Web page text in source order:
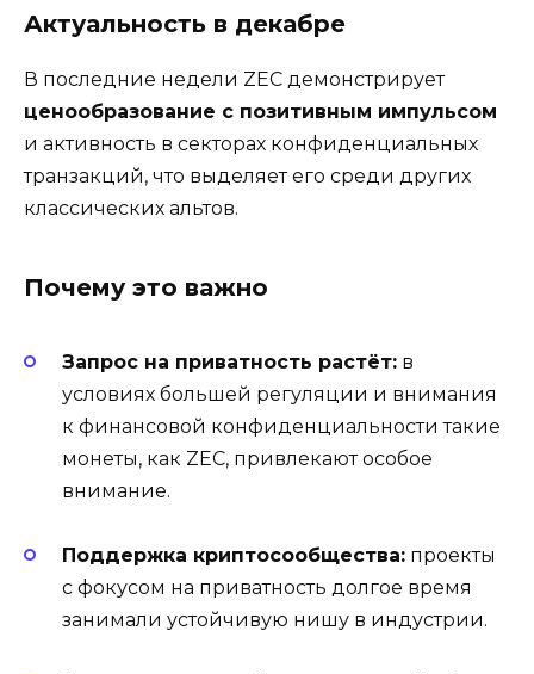
Актуальность в декабре
В последние недели ZEC демонстрирует
ценообразование с позитивным импульсом
и активность в секторах конфиденциальных
транзакций, что выделяет его среди других
классических альтов.
Почему это важно
Запрос на приватность растёт: в
условиях большей регуляции и внимания
к финансовой конфиденциальности такие
монеты, как ZEC, привлекают особое
внимание.
Поддержка криптосообщества: проекты
с фокусом на приватность долгое время
занимали устойчивую нишу в индустрии.